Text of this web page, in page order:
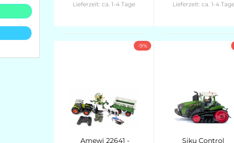
Lieferzeit:ca. 1-4 Tage
Lieferzeit: ca. 1-4
-9%
Amewi 22641 -
Siku Control